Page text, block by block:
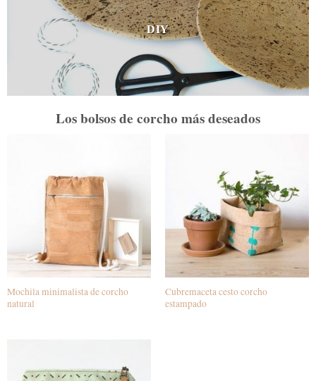
DIY
Los bolsos de corcho más deseados
Mochila minimalista de corcho
natural
Cubremaceta cesto corcho
estampado